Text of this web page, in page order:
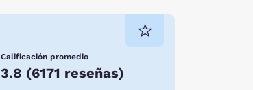
Calificación promedio
3.8 (6171 reseñas)